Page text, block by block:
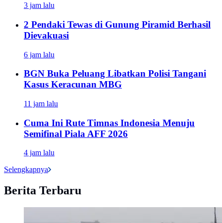
3 jam lalu
2 Pendaki Tewas di Gunung Piramid Berhasil
Dievakuasi
6 jam lalu
BGN Buka Peluang Libatkan Polisi Tangani
Kasus Keracunan MBG
11 jam lalu
Cuma Ini Rute Timnas Indonesia Menuju
Semifinal Piala AFF 2026
4 jam lalu
Selengkapnya
Berita Terbaru